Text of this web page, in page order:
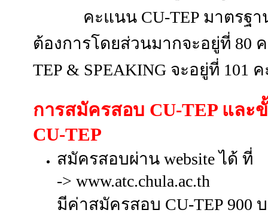
คะแนน CU-TEP มาตรฐาน
ต้องการโดยส่วนมากจะอยู่ที่ 80
TEP & SPEAKING จะอยู่ที่ 101
การสมัครสอบ CU-TEP แล
CU-TEP
สมัครสอบผ่าน website ได้ ที่
-> www.atc.chula.ac.th
มีค่าสมัครสอบ CU-TEP 900